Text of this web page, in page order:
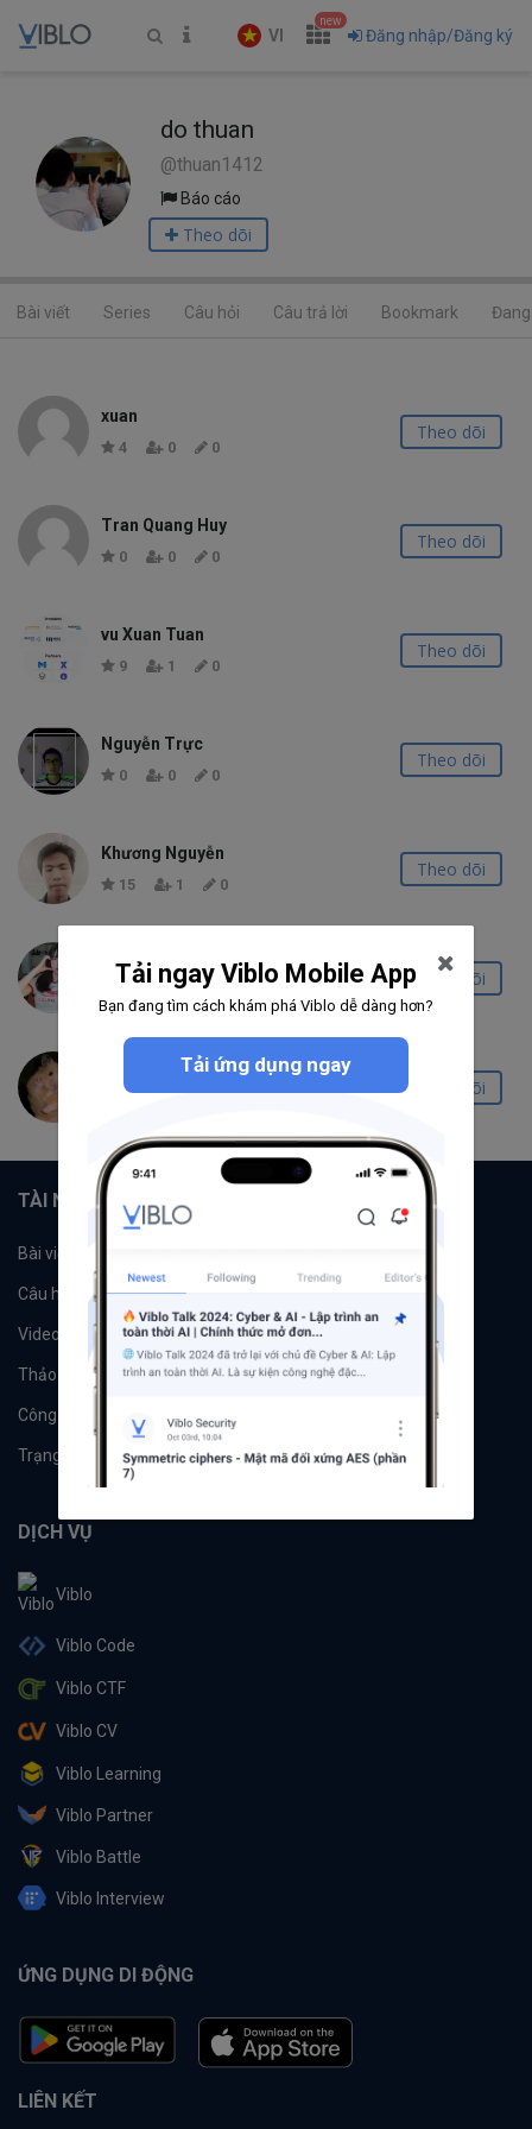
VI
new
Đăng nhập/Đăng ký
do thuan
@thuan1412
Báo cáo
Theo dõi
Bài viết Series Câu hỏi Câu trả lời Bookmark
xuan
4 0 0
Theo dõi
Tran Quang Huy
0 0 0
Theo dõi
vu Xuan Tuan
9 1 0
Theo dõi
Nguyễn Trực
0 0 0
Theo dõi
Khương Nguyễn
15 1 0
Theo dõi
Vũ Huỳnh
Theo dõi
Thao Phan
Theo dõi
TÀI NGUYÊN
Bài viết
Câu hỏi
Videos Tác giả
Thảo luận Đề xuất hệ thống
Công cụ
Trạng thái hệ thống
DỊCH VỤ
Viblo
Viblo Code
Viblo CTF
Viblo CV
Viblo Learning
Viblo Partner
Viblo Battle
Viblo Interview
ỨNG DỤNG DI ĐỘNG
LIÊN KẾT
Tải ngay Viblo Mobile App
Bạn đang tìm cách khám phá Viblo dễ dàng hơn?
Tải ứng dụng ngay